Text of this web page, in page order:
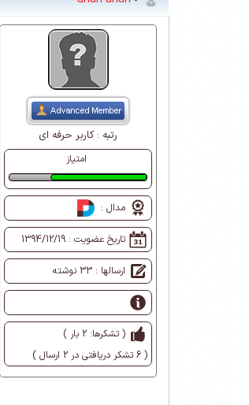
رتبه :کاربر حرفه ای
امتیاز
دوست داشتنی
مدال :
تاریخ عضویت : 1394/12/19
ارسالها : 33 نوشته
( تشکرها: 2 بار )
( 6 تشکر دریافتی در 2 ارسال )